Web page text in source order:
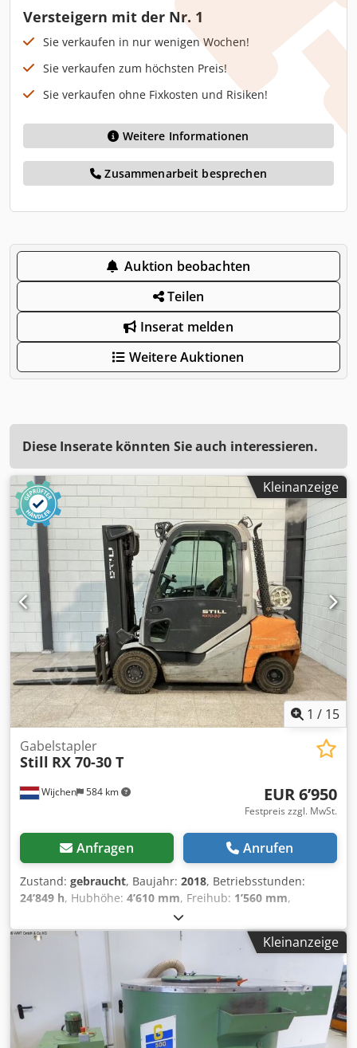
Versteigern mit der Nr. 1
Sie verkaufen in nur wenigen Wochen!
Sie verkaufen zum höchsten Preis!
Sie verkaufen ohne Fixkosten und Risiken!
Weitere Informationen
Zusammenarbeit besprechen
Auktion beobachten
Teilen
Inserat melden
Weitere Auktionen
Diese Inserate könnten Sie auch interessieren.
Kleinanzeige
1 / 15
Wijchen 584 km
Gabelstapler
Still RX 70-30 T
EUR 6’950
Festpreis zzgl. MwSt.
Anfragen Anrufen
Zustand: gebraucht, Baujahr: 2018, Betriebsstunden:
24’849 h, Hubhöhe: 4’610 mm, Freihub: 1’560 mm,
Triplex
Gabelbreite:1’100 mm, Gesamthöhe:2’200 mm,
1’180 mm , Farbe:
, Hubkapazität: 3.000 kg - Baujahr: 2018 -
Dokumentation verfügbar: Ja - CE-Kennzeichnung
vorhanden: Ja Codoywt N Hspfx Aa Uoha - CE-Zertifikat
vorhanden: Nein - Seriennummer: 517387J00054 -
Betriebsstunden: 24849 - Hubkraft: 3000kg - Hubhöhe:
Kleinanzeige